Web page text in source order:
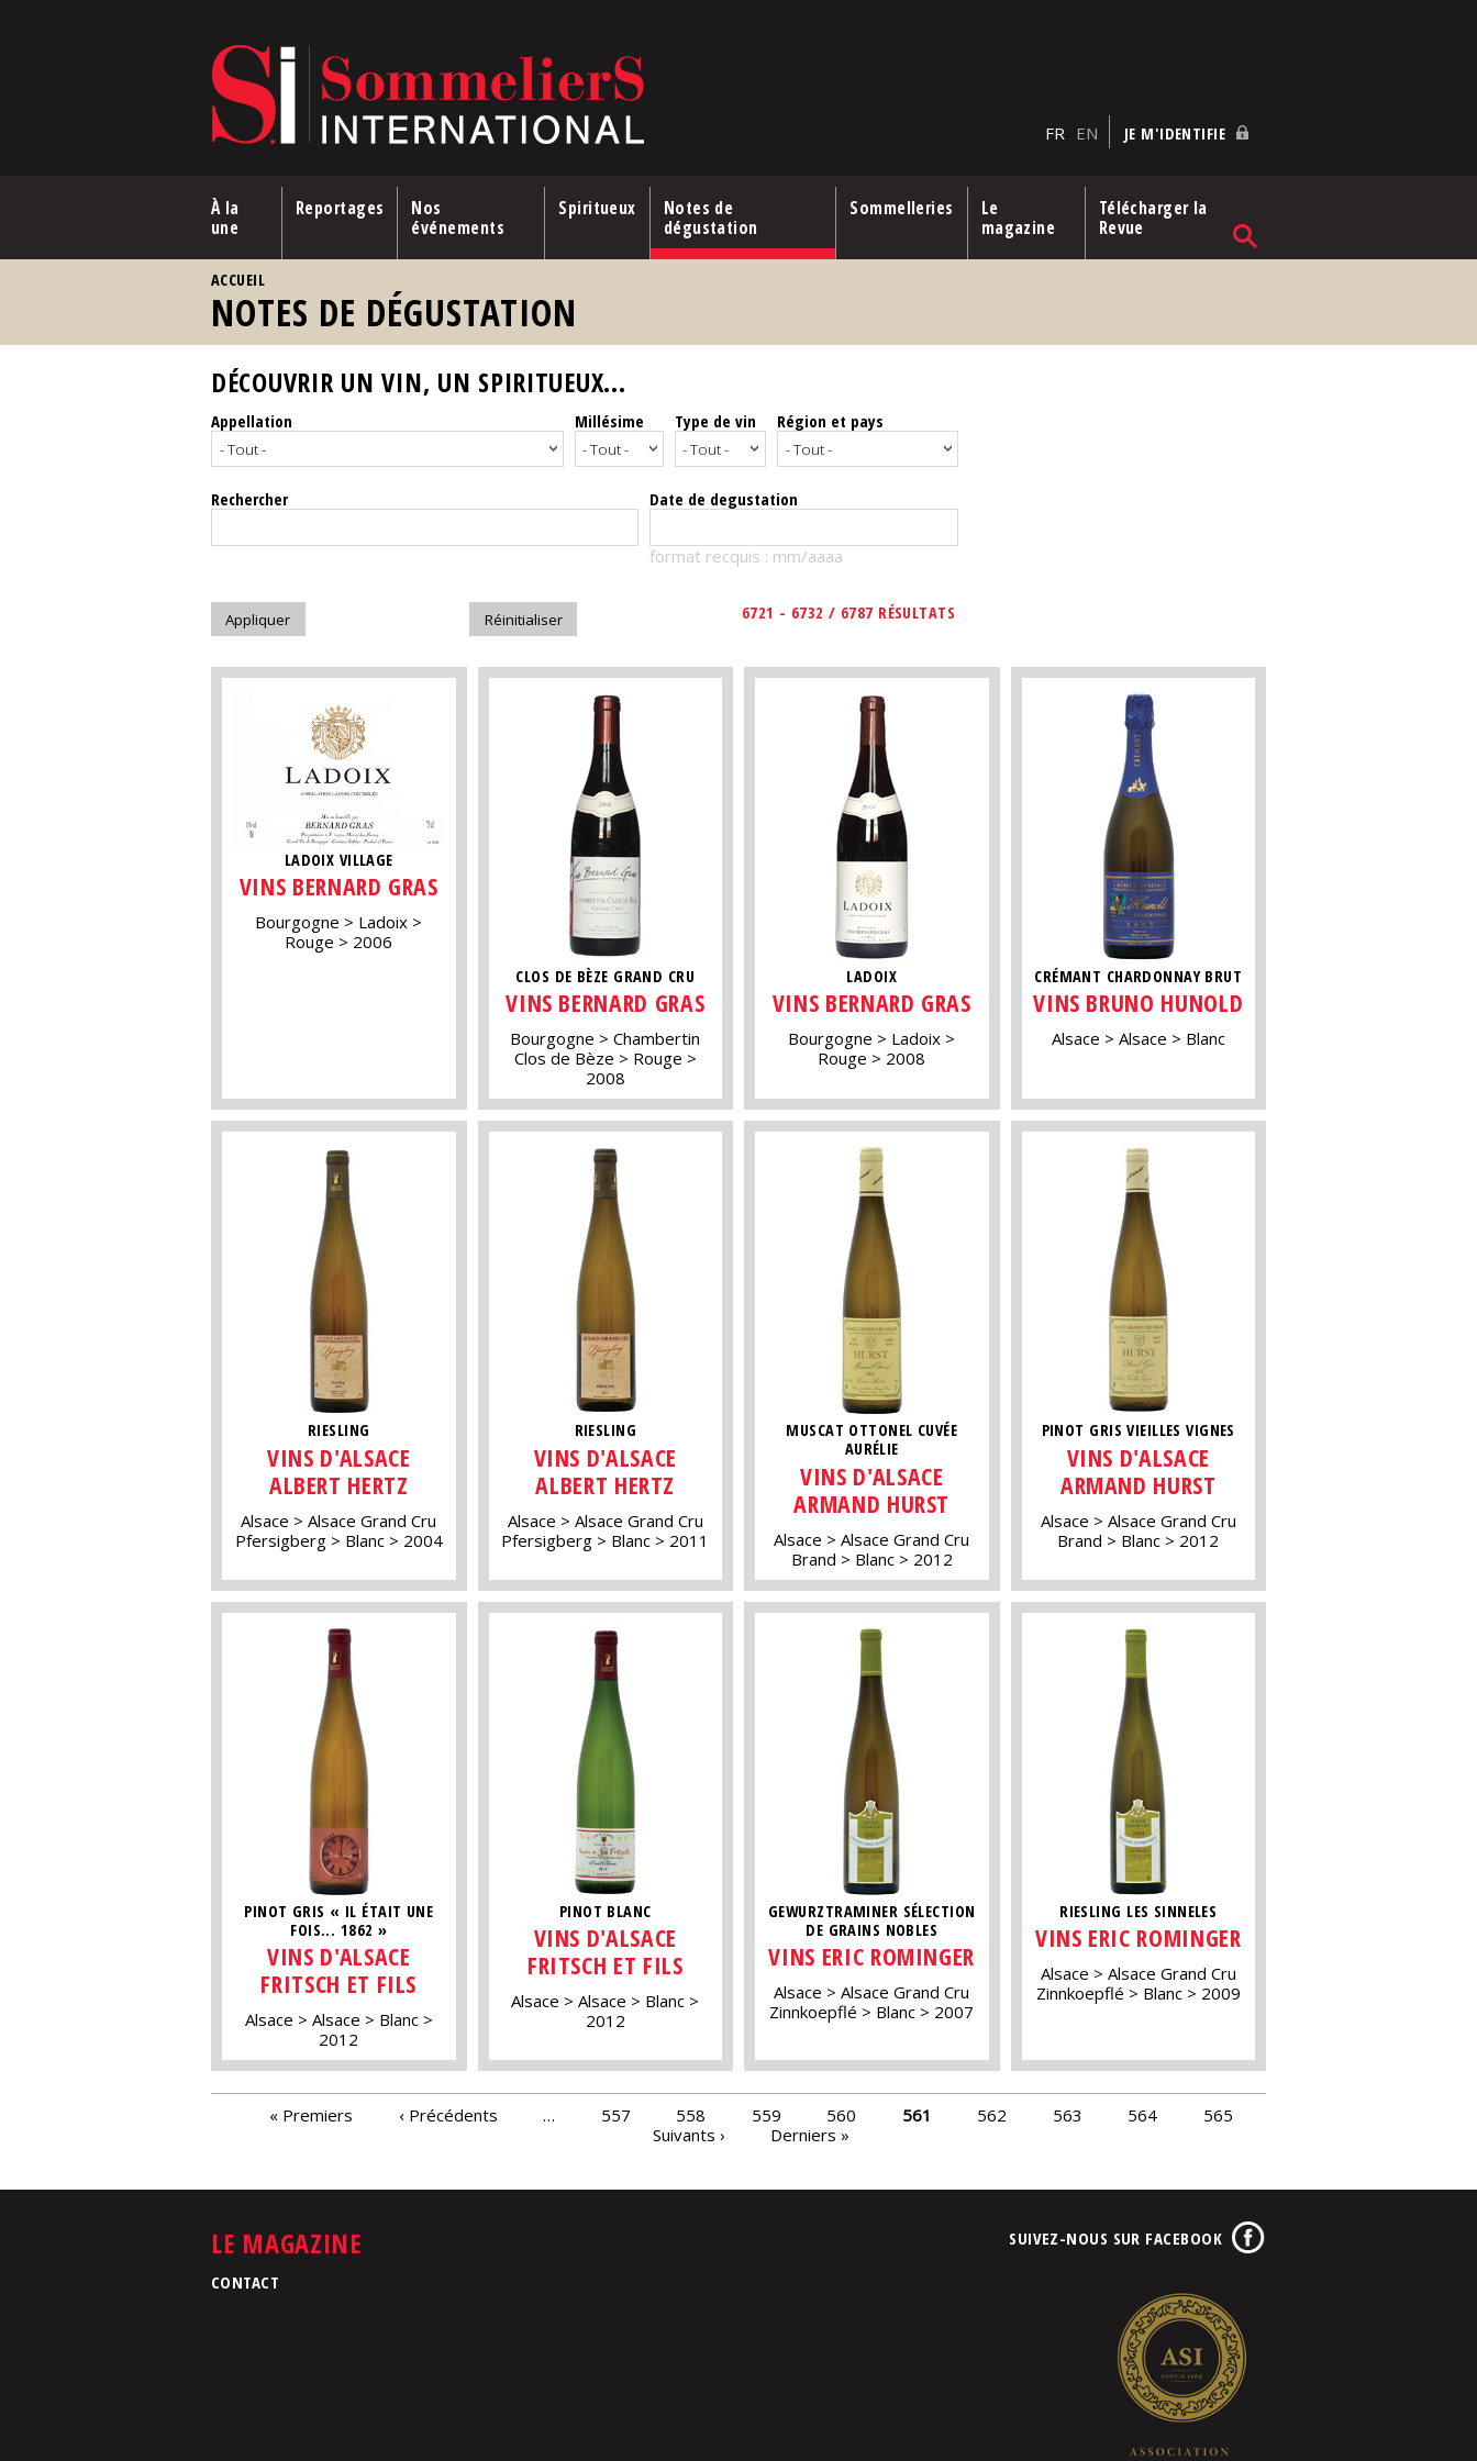
FR EN JE M'IDENTIFIE
À la
une
Reportages
Nos
événements
Spiritueux
Notes de
dégustation
Sommelleries
Le
magazine
Télécharger la
Revue
ACCUEIL
NOTES DE DÉGUSTATION
DÉCOUVRIR UN VIN, UN SPIRITUEUX...
Appellation Millésime Type de vin Région et pays
Rechercher Date de degustation
format recquis : mm/aaaa
6721 - 6732 / 6787 RÉSULTATS
LADOIX VILLAGE
VINS BERNARD GRAS
Bourgogne
Ladoix
Rouge
2006
CLOS DE BÈZE GRAND CRU
VINS BERNARD GRAS
Bourgogne
Chambertin
Clos de Bèze
Rouge
2008
LADOIX
VINS BERNARD GRAS
Bourgogne
Ladoix
Rouge
2008
CRÉMANT CHARDONNAY BRUT
VINS BRUNO HUNOLD
Alsace Alsace Blanc
RIESLING
VINS D'ALSACE
ALBERT HERTZ
Alsace
Alsace Grand Cru
Pfersigberg
Blanc 2004
RIESLING
VINS D'ALSACE
ALBERT HERTZ
Alsace
Alsace Grand Cru
Pfersigberg
Blanc 2011
MUSCAT OTTONEL CUVÉE
AURÉLIE
VINS D'ALSACE
ARMAND HURST
Alsace
Alsace Grand Cru
Brand
Blanc 2012
PINOT GRIS VIEILLES VIGNES
VINS D'ALSACE
ARMAND HURST
Alsace
Alsace Grand Cru
Brand
Blanc 2012
PINOT GRIS « IL ÉTAIT UNE
FOIS... 1862 »
VINS D'ALSACE
FRITSCH ET FILS
Alsace Alsace
Blanc
2012
PINOT BLANC
VINS D'ALSACE
FRITSCH ET FILS
Alsace Alsace
Blanc
2012
GEWURZTRAMINER SÉLECTION
DE GRAINS NOBLES
VINS ERIC ROMINGER
Alsace
Alsace Grand Cru
Zinnkoepflé
Blanc 2007
RIESLING LES SINNELES
VINS ERIC ROMINGER
Alsace
Alsace Grand Cru
Zinnkoepflé
Blanc 2009
PAGES« Premiers ‹ Précédents … 557 558 559 560 561 562 563 564
565
Suivants ›
Derniers »
LE MAGAZINE
CONTACT
SUIVEZ-NOUS SUR FACEBOOK